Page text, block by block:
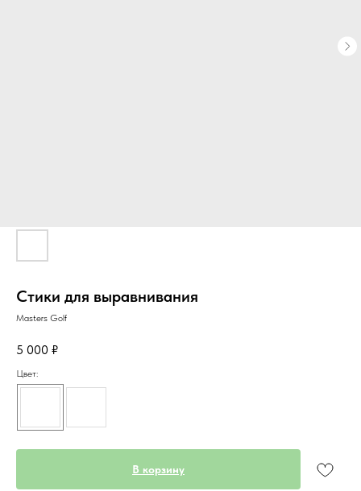
Стики для выравнивания
Masters Golf
5 000 ₽
Цвет:
В корзину